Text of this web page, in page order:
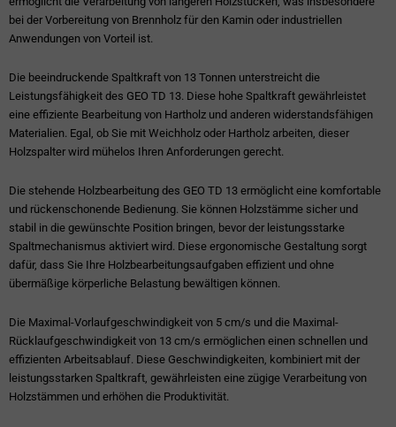
bei der Vorbereitung von Brennholz für den Kamin oder industriellen
Anwendungen von Vorteil ist.
Die beeindruckende Spaltkraft von 13 Tonnen unterstreicht die
Leistungsfähigkeit des GEO TD 13. Diese hohe Spaltkraft gewährleistet
eine effiziente Bearbeitung von Hartholz und anderen widerstandsfähigen
Materialien. Egal, ob Sie mit Weichholz oder Hartholz arbeiten, dieser
Holzspalter wird mühelos Ihren Anforderungen gerecht.
Die stehende Holzbearbeitung des GEO TD 13 ermöglicht eine komfortable
und rückenschonende Bedienung. Sie können Holzstämme sicher und
stabil in die gewünschte Position bringen, bevor der leistungsstarke
Spaltmechanismus aktiviert wird. Diese ergonomische Gestaltung sorgt
dafür, dass Sie Ihre Holzbearbeitungsaufgaben effizient und ohne
übermäßige körperliche Belastung bewältigen können.
Die Maximal-Vorlaufgeschwindigkeit von 5 cm/s und die Maximal-
Rücklaufgeschwindigkeit von 13 cm/s ermöglichen einen schnellen und
effizienten Arbeitsablauf. Diese Geschwindigkeiten, kombiniert mit der
leistungsstarken Spaltkraft, gewährleisten eine zügige Verarbeitung von
Holzstämmen und erhöhen die Produktivität.